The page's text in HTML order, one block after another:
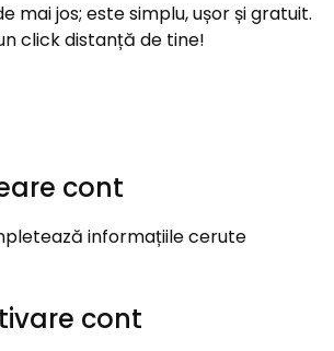
mai jos; este simplu, ușor și gratuit.
click distanță de tine!
cont
informațiile cerute
cont